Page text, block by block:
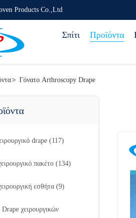
Products Co.,Ltd
Σπίτι Προϊόντα
> Γόνατο Arthroscopy Drape
drape (117)
πακέτο (134)
εσθήτα (9)
χειρουργικών